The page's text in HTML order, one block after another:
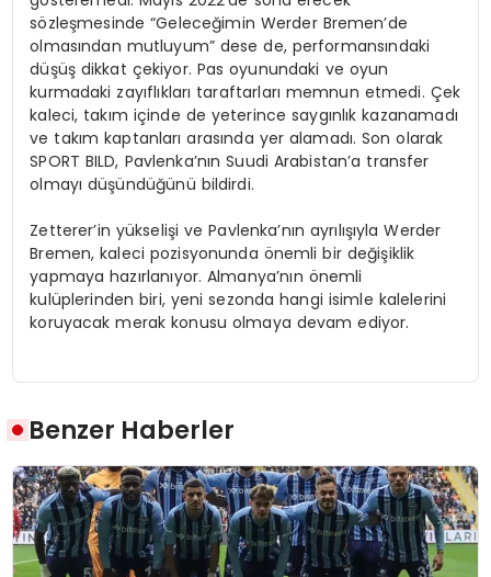
sözleşmesinde “Geleceğimin Werder Bremen’de
olmasından mutluyum” dese de, performansındaki
düşüş dikkat çekiyor. Pas oyunundaki ve oyun
kurmadaki zayıflıkları taraftarları memnun etmedi. Çek
kaleci, takım içinde de yeterince saygınlık kazanamadı
ve takım kaptanları arasında yer alamadı. Son olarak
SPORT BILD, Pavlenka’nın Suudi Arabistan’a transfer
olmayı düşündüğünü bildirdi.
Zetterer’in yükselişi ve Pavlenka’nın ayrılışıyla Werder
Bremen, kaleci pozisyonunda önemli bir değişiklik
yapmaya hazırlanıyor. Almanya’nın önemli
kulüplerinden biri, yeni sezonda hangi isimle kalelerini
koruyacak merak konusu olmaya devam ediyor.
Benzer Haberler